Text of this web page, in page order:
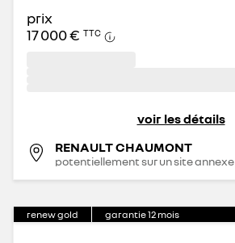
prix
17 000 € TTC
voir les détails
RENAULT CHAUMONT
potentiellement sur un site annexe
renew gold garantie12 mois